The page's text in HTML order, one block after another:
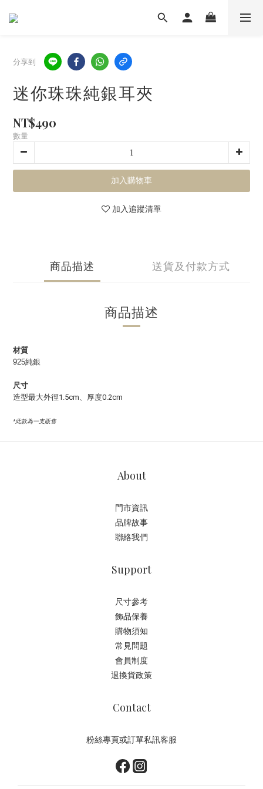
分享到
迷你珠珠純銀耳夾
NT$490
數量
加入購物車
加入追蹤清單
商品描述 送貨及付款方式
商品描述
材質
925純銀
尺寸
造型最大外徑1.5cm、厚度0.2cm
*此款為一支販售
About
門市資訊
品牌故事
聯絡我們
Support
尺寸參考
飾品保養
購物須知
常見問題
會員制度
退換貨政策
Contact
粉絲專頁或訂單私訊客服